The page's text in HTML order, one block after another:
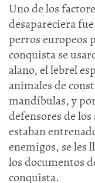
Uno de los
desapareciera
perros europeos
conquista se
alano, el lebrel
animales de
mandíbulas, y
defensores de
estaban
enemigos, se les
los documentos
conquista.